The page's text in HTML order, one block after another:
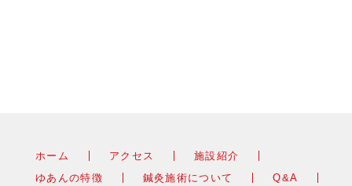
ホーム アクセス
施設紹介
ゆあんの特徴
鍼灸施術について Q&A